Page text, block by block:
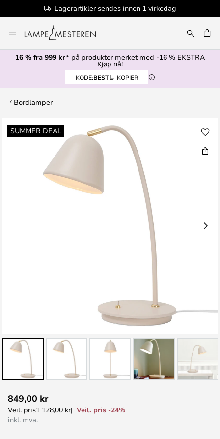
Lagerartikler sendes innen 1 virkedag
til
innhold
16 % fra 999 kr* på produkter merket med -16 % EKSTRA
Kjøp nå!
KODE:BEST KOPIER
Bordlamper
SUMMER DEAL
Gå
til
bildegalleri
til
begynnelsen
849,00 kr
Veil. pris1 128,00 kr
Veil. pris -24%
inkl. mva.